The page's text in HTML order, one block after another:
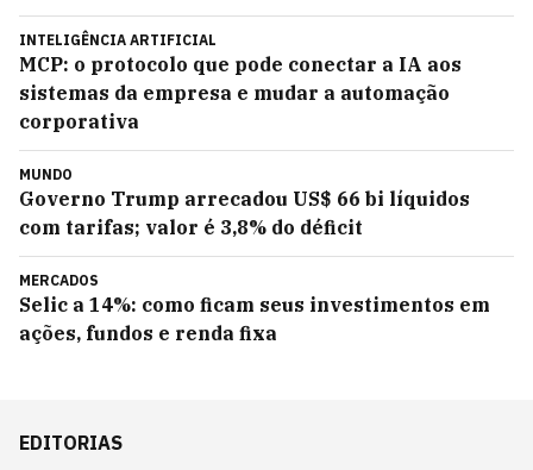
INTELIGÊNCIA ARTIFICIAL
MCP: o protocolo que pode conectar a IA aos
sistemas da empresa e mudar a automação
corporativa
MUNDO
Governo Trump arrecadou US$ 66 bi líquidos
com tarifas; valor é 3,8% do déficit
MERCADOS
Selic a 14%: como ficam seus investimentos em
ações, fundos e renda fixa
EDITORIAS